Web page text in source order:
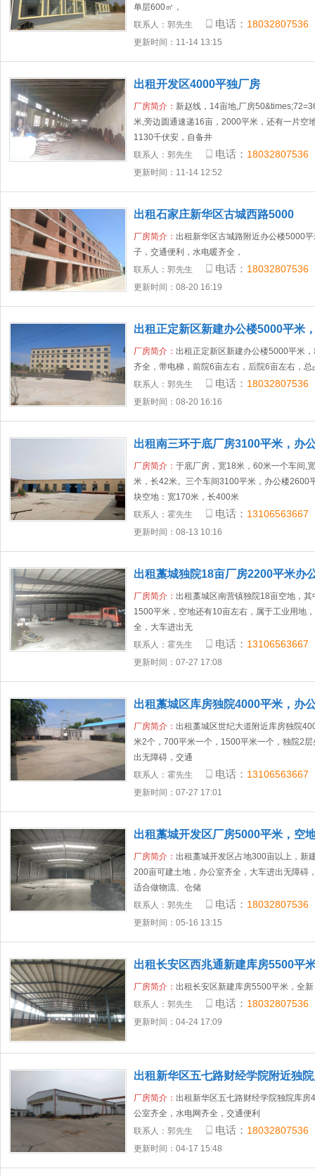
单层600㎡，
联系人： 郭先生 电话： 18032807536
更新时间：11-14 13:15
出租开发区4000平独厂房
厂房简介： 新赵线，14亩地,厂房
米,旁边圆通速递16亩，2000平米，还有一片空
1130千伏安，自备井
联系人： 郭先生 电话： 18032807536
更新时间：11-14 12:52
出租石家庄新华区古城西路5000
厂房简介： 出租新华区古城路附近办公楼5000
子，交通便利，水电暖齐全，
联系人： 郭先生 电话： 18032807536
更新时间：08-20 16:19
出租正定新区新建办公楼5000平米
厂房简介： 出租正定新区新建办公楼5000平米
齐全，带电梯，前院6亩左右，后院6亩左右，
联系人： 郭先生 电话： 18032807536
更新时间：08-20 16:16
出租南三环于底厂房3100平米，办
厂房简介： 于底厂房，宽18米，60米一个车间,
米，长42米。三个车间3100平米，办公楼2600
块空地：宽170米，长400米
联系人： 霍先生 电话： 13106563667
更新时间：08-13 10:16
出租藁城独院18亩厂房2200平米办
厂房简介： 出租藁城区南营镇独院18亩空地，
1500平米，空地还有10亩左右，属于工业用地
全，大车进出无
联系人： 霍先生 电话： 13106563667
更新时间：07-27 17:08
出租藁城区库房独院4000平米，办
厂房简介： 出租藁城区世纪大道附近库房独院
米2个，700平米一个，1500平米一个，独院2
出无障碍，交通
联系人： 霍先生 电话： 13106563667
更新时间：07-27 17:01
出租藁城开发区厂房5000平米，空
厂房简介： 出租藁城开发区占地300亩以上，新
200亩可建土地，办公室齐全，大车进出无障碍
适合做物流、仓储
联系人： 郭先生 电话： 18032807536
更新时间：05-16 13:15
出租长安区西兆通新建库房5500平
厂房简介： 出租长安区新建库房5500平米，全
联系人： 郭先生 电话： 18032807536
更新时间：04-24 17:09
出租新华区五七路财经学院附近独
厂房简介： 出租新华区五七路财经学院独院库
公室齐全，水电网齐全，交通便利
联系人： 郭先生 电话： 18032807536
更新时间：04-17 15:48